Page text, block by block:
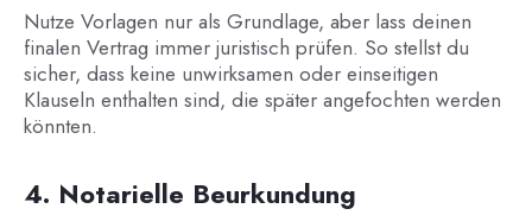
Nutze Vorlagen nur als Grundlage, aber lass deinen
finalen Vertrag immer juristisch prüfen. So stellst du
sicher, dass keine unwirksamen oder einseitigen
Klauseln enthalten sind, die später angefochten werden
könnten.
4. Notarielle Beurkundung